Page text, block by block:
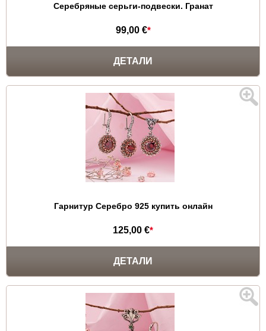
Серебряные серьги-подвески. Гранат
99,00 €*
ДЕТАЛИ
Гарнитур Серебро 925 купить онлайн
125,00 €*
ДЕТАЛИ